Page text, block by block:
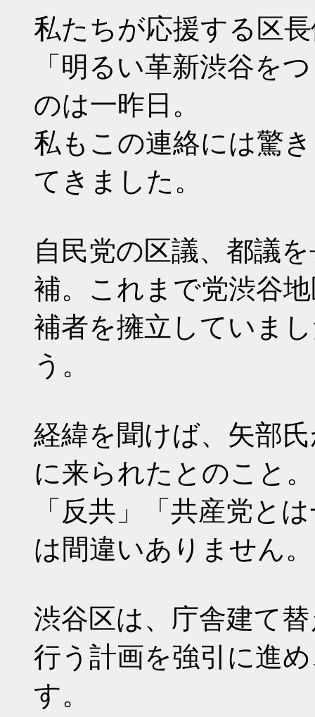
私たちが応援する区
「明るい革新渋谷を
のは一昨日。
私もこの連絡には驚
てきました。
自民党の区議、都議
補。これまで党渋谷
補者を擁立していま
う。
経緯を聞けば、矢部
に来られたとのこと。
「反共」「共産党と
は間違いありません。
渋谷区は、庁舎建て
行う計画を強引に進
す。